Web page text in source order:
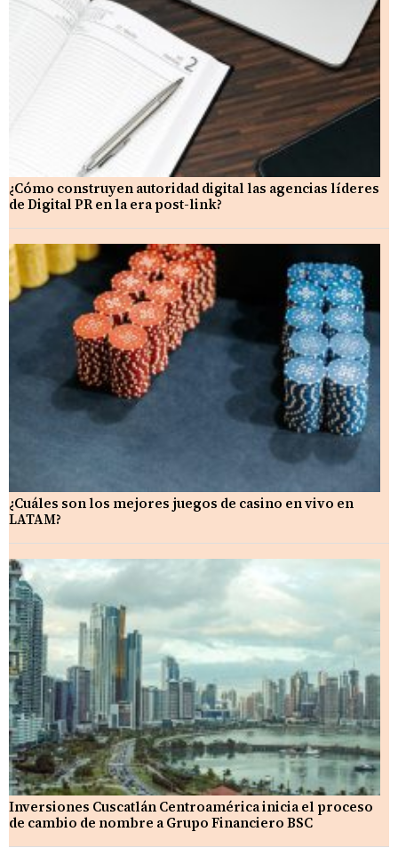
¿Cómo construyen autoridad digital las agencias líderes
de Digital PR en la era post-link?
¿Cuáles son los mejores juegos de casino en vivo en
LATAM?
Inversiones Cuscatlán Centroamérica inicia el proceso
de cambio de nombre a Grupo Financiero BSC